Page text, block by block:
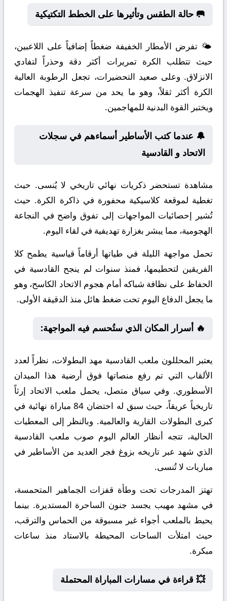
🥅 حالة الطقس وتأثيرها على الخطط التكتيكية
🌤️ تفرض الأمطار الخفيفة ضغطاً إضافياً على اللاعبين،
حيث تتطلب الكرة تمريرات أكثر دقة وحذراً لتفادي
الانزلاق. وعلى صعيد التحضيرات، تجعل الرطوبة العالية
الكرة أكثر ثقلاً، وهو ما يحد من سرعة تنفيذ الهجمات
ويختبر القوة البدنية للمهاجمين.
🔔 عندما كتب الأساطير أسماءهم في سجلات
الاتحاد و القادسية
مشاهدة تستحضر ذكريات نهائي تاريخي لا يُنسى. حيث
تغطية لموقعة كلاسيكية محفورة في ذاكرة الكرة. حيث
تُشير إحصائيات المواجهات إلى تفوق واضح في النجاعة
الهجومية، مما يبشر بغزارة تهديفية في لقاء اليوم.
تحمل مواجهة الليلة في طياتها أرقاماً قياسية يطمح كلا
الفريقين لتحطيمها، فمنذ سنوات لم ينجح القادسية في
الحفاظ على نظافة شباكه أمام هجوم الاتحاد الكاسح، وهو
ما يجعل الدفاع اليوم تحت ضغط هائل منذ الدقيقة الأولى.
🔥 أسرار المكان الذي ستُحسم فيه المواجهة:
يعتبر المحللون ملعب القادسية مهد البطولات، نظراً لعدد
الألقاب التي تم رفع منصاتها فوق أرضية هذا الميدان
الأسطوري. وفي سياق متصل، يحمل ملعب الاتحاد إرثاً
تاريخياً عريقاً، حيث سبق له احتضان 84 مباراة نهائية في
كبرى البطولات القارية والعالمية. وبالنظر إلى المعطيات
الحالية، تتجه أنظار العالم اليوم صوب ملعب القادسية
الذي شهد عبر تاريخه بزوغ فجر العديد من الأساطير في
مباريات لا تُنسى.
تهتز المدرجات تحت وطأة قفزات الجماهير المتحمسة،
في مشهد مهيب يجسد جنون الساحرة المستديرة. بينما
يحيط بالملعب أجواء غير مسبوقة من الحماس والترقب،
حيث امتلأت الساحات المحيطة بالاستاد منذ ساعات
مبكرة.
💥 قراءة في مسارات المباراة المحتملة